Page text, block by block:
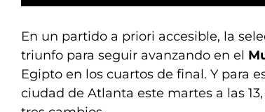
En un partido a priori accesible, la
triunfo para seguir avanzando en el
Egipto en los cuartos de final. Y para
ciudad de Atlanta este martes a las